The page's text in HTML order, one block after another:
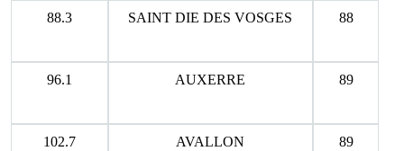
88.3 SAINT DIE DES VOSGES 88
96.1 AUXERRE 89
102.7 AVALLON 89